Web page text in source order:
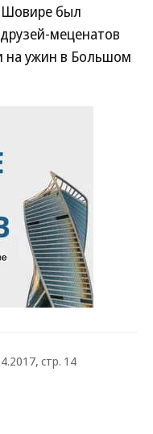
Шовире был
меценатов
на ужин в Большом
стр. 14